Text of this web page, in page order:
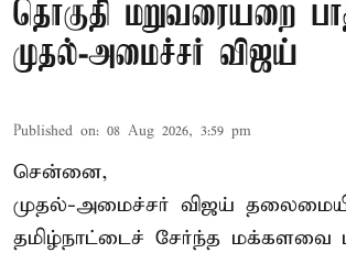
தொகுதி மறுவரையறை
முதல்-அமைச்சர் விஜய்
Published on: 08 Aug 2026, 3:59 pm
சென்னை,
முதல்-அமைச்சர் விஜய்
தமிழ்நாட்டைச் சேர்ந்த மக்களவை